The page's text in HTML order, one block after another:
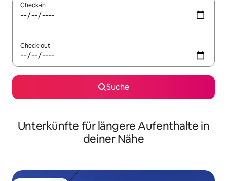
Check-in
Check-out
Suche
Unterkünfte für längere Aufenthalte in
deiner Nähe